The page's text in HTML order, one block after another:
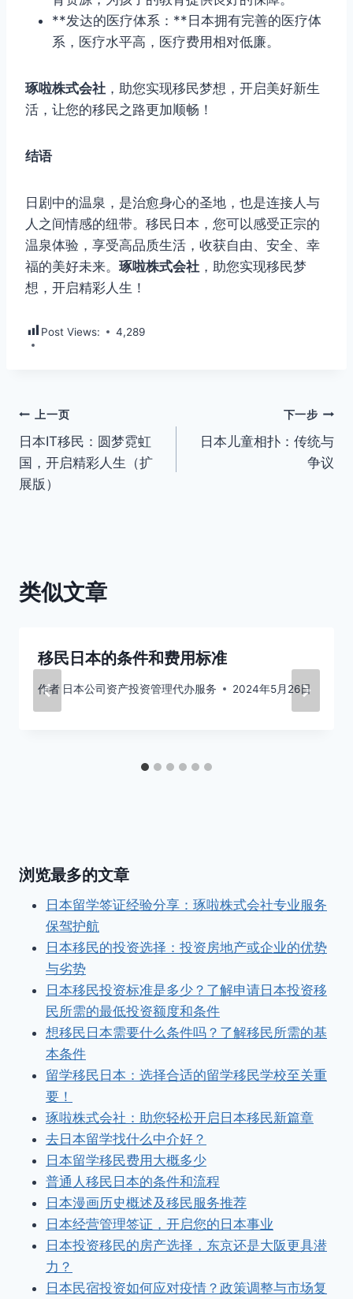
**发达的医疗体系：**日本拥有完善的医疗体
系，医疗水平高，医疗费用相对低廉。
琢啦株式会社 ，助您实现移民梦想，开启美好新生
活，让您的移民之路更加顺畅！
结语
日剧中的温泉，是治愈身心的圣地，也是连接人与
人之间情感的纽带。移民日本，您可以感受正宗的
温泉体验，享受高品质生活，收获自由、安全、幸
福的美好未来。 琢啦株式会社 ，助您实现移民梦
想，开启精彩人生！
Post Views: 4,289
文
章
导
上一页
日本IT移民：圆梦霓虹
国，开启精彩人生（扩
展版）
下一步
日本儿童相扑：传统与
争议
类似文章
移民日本的条件和费用标准
作者 日本公司资产投资管理代办服务 2024年5月26日
浏览最多的文章
日本留学签证经验分享：琢啦株式会社专业服务
保驾护航
日本移民的投资选择：投资房地产或企业的优势
与劣势
日本移民投资标准是多少？了解申请日本投资移
民所需的最低投资额度和条件
想移民日本需要什么条件吗？了解移民所需的基
本条件
留学移民日本：选择合适的留学移民学校至关重
要！
琢啦株式会社：助您轻松开启日本移民新篇章
去日本留学找什么中介好？
日本留学移民费用大概多少
普通人移民日本的条件和流程
日本漫画历史概述及移民服务推荐
日本经营管理签证，开启您的日本事业
日本投资移民的房产选择，东京还是大阪更具潜
力？
日本民宿投资如何应对疫情？政策调整与市场复